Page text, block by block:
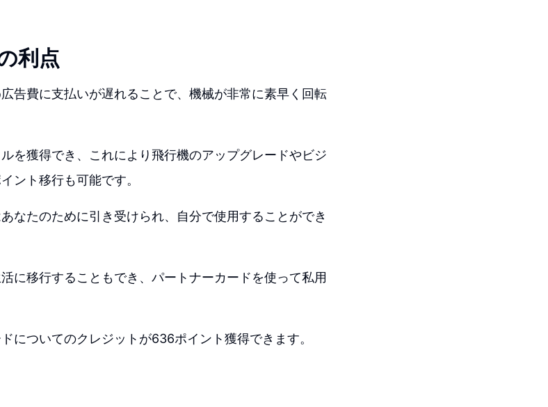
利点
告費に支払いが遅れることで、機械が非常に素早く回転
を獲得でき、これにより飛行機のアップグレードやビジ
ント移行も可能です。
なたのために引き受けられ、自分で使用することができ
に移行することもでき、パートナーカードを使って私用
についてのクレジットが636ポイント獲得できます。